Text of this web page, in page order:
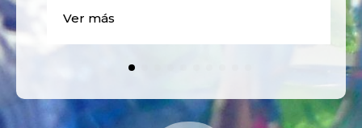
Ver más